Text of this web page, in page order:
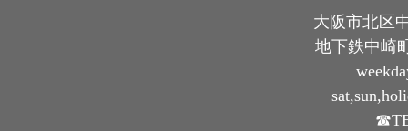
大阪市北区
地下鉄中崎